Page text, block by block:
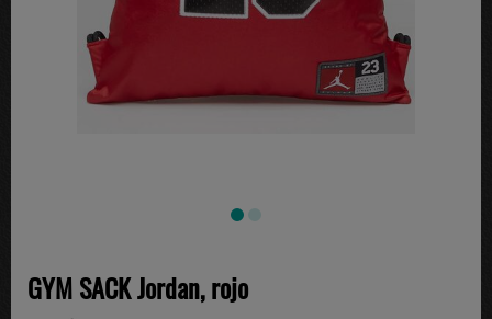
GYM SACK Jordan, rojo